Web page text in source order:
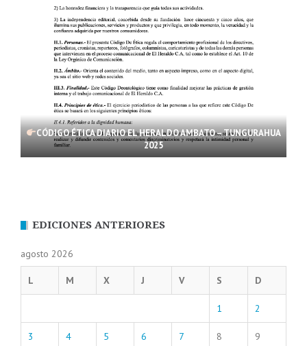
CÓDIGO ÉTICA DIARIO EL HERALDO AMBATO – TUNGURAHUA
2025
EDICIONES ANTERIORES
agosto 2026
L M X J V S D
1 2
3 4 5 6 7 8 9